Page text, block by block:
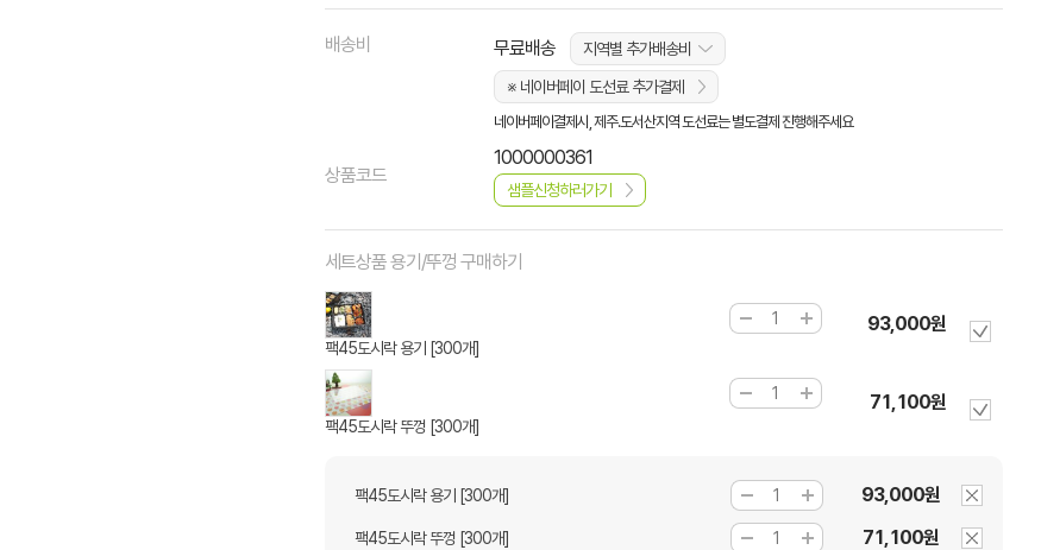
배송비 무료배송
지역별 추가배송비
※ 네이버페이 도선료 추가결제
네이버페이결제시, 제주.도서산지역 도선료는 별도결제 진행해주세요
상품코드
1000000361
샘플신청하러가기
세트상품 용기/뚜껑 구매하기
팩45도시락 용기 [300개]
93,000원
팩45도시락 뚜껑 [300개]
71,100원
팩45도시락 용기 [300개] 93,000원
팩45도시락 뚜껑 [300개] 71,100원